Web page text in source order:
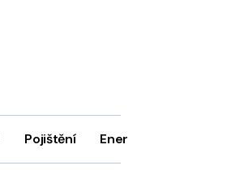
Pojištění Energie